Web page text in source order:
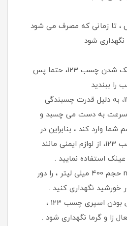
تا زمانی که مصرف می شود
نگهداری شود
برای جلوگیری از خشک شدن چسب 123، حتما پس
را ببندید
چسب نیترو ترک 123، به دلیل قدرت چسبندگی
به سرعت به دست می چسبد و
وارد کند ، بنابراین در
حین استفاده از چسب 123، از لوازم ایمنی مانند
استفاده نمایید .
چسب 123 nitro turk حجم 400 میلی لیتر ، را دور
خورشید نگهداری کنید .
به دلیل قابل اشتعال بودن اسپری چسب 123 ،
زا و گرما نگهداری شود .